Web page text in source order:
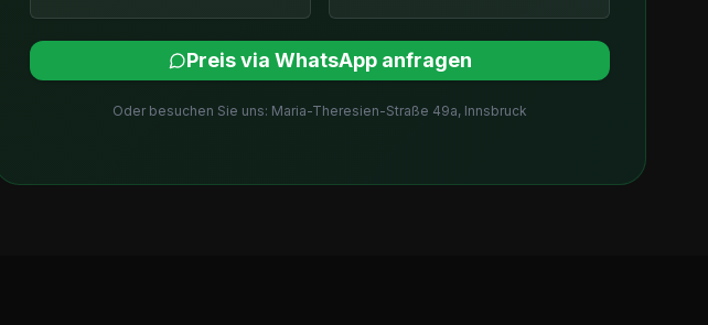
Preis via WhatsApp anfragen
Oder besuchen Sie uns: Maria-Theresien-Straße 49a, Innsbruck